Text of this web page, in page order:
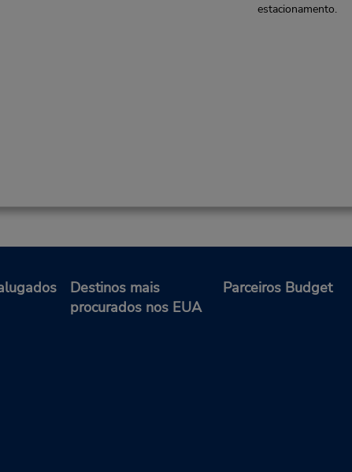
estacionamento.
Destinos mais
procurados nos EUA
Parceiros Budget